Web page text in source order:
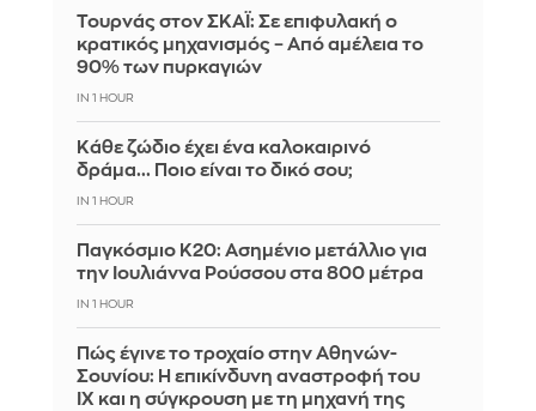
Τουρνάς στον ΣΚΑΪ: Σε επιφυλακή ο
κρατικός μηχανισμός – Από αμέλεια το
90% των πυρκαγιών
IN 1 HOUR
Κάθε ζώδιο έχει ένα καλοκαιρινό
δράμα... Ποιο είναι το δικό σου;
IN 1 HOUR
Παγκόσμιο Κ20: Ασημένιο μετάλλιο για
την Ιουλιάννα Ρούσσου στα 800 μέτρα
IN 1 HOUR
Πώς έγινε το τροχαίο στην Αθηνών-
Σουνίου: Η επικίνδυνη αναστροφή του
ΙΧ και η σύγκρουση με τη μηχανή της